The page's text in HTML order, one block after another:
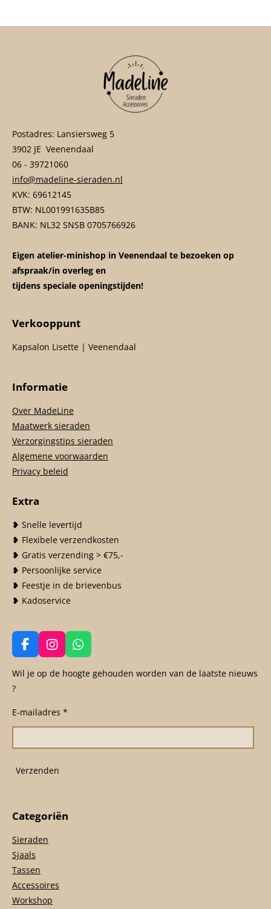
Postadres: Lansiersweg 5
3902 JE Veenendaal
06 - 39721060
info@madeline-sieraden.nl
KVK: 69612145
BTW: NL001991635B85
BANK: NL32 SNSB 0705766926
Eigen atelier-minishop in Veenendaal te bezoeken op
afspraak/in overleg en
tijdens speciale openingstijden!
Verkooppunt
Kapsalon Lisette | Veenendaal
Informatie
Over MadeLine
Maatwerk sieraden
Verzorgingstips sieraden
Algemene voorwaarden
Privacy beleid
Extra
❥ Snelle levertijd
❥ Flexibele verzendkosten
❥ Gratis verzending > €75,-
❥ Persoonlijke service
❥ Feestje in de brievenbus
❥ Kadoservice
F
a
c
o
o
I
n
s
g
r
m
W
h
a
p
Wil je op de hoogte gehouden worden van de laatste nieuws
?
E-mailadres *
Verzenden
Categoriën
Sieraden
Sjaals
Tassen
Accessoires
Workshop